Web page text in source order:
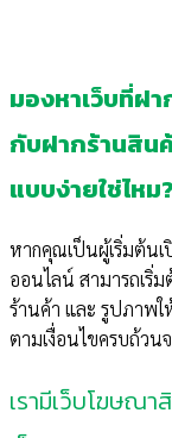
มองหาเว็บที่ฝ
กับฝากร้านสิน
แบบง่ายใช่ไหม?
หากคุณเป็นผู้เริ่มต้น
ออนไลน์ สามารถเริ่
ร้านค้า และ รูปภาพใ
ตามเงื่อนไขครบถ้วน
เรามีเว็บโฆษณา